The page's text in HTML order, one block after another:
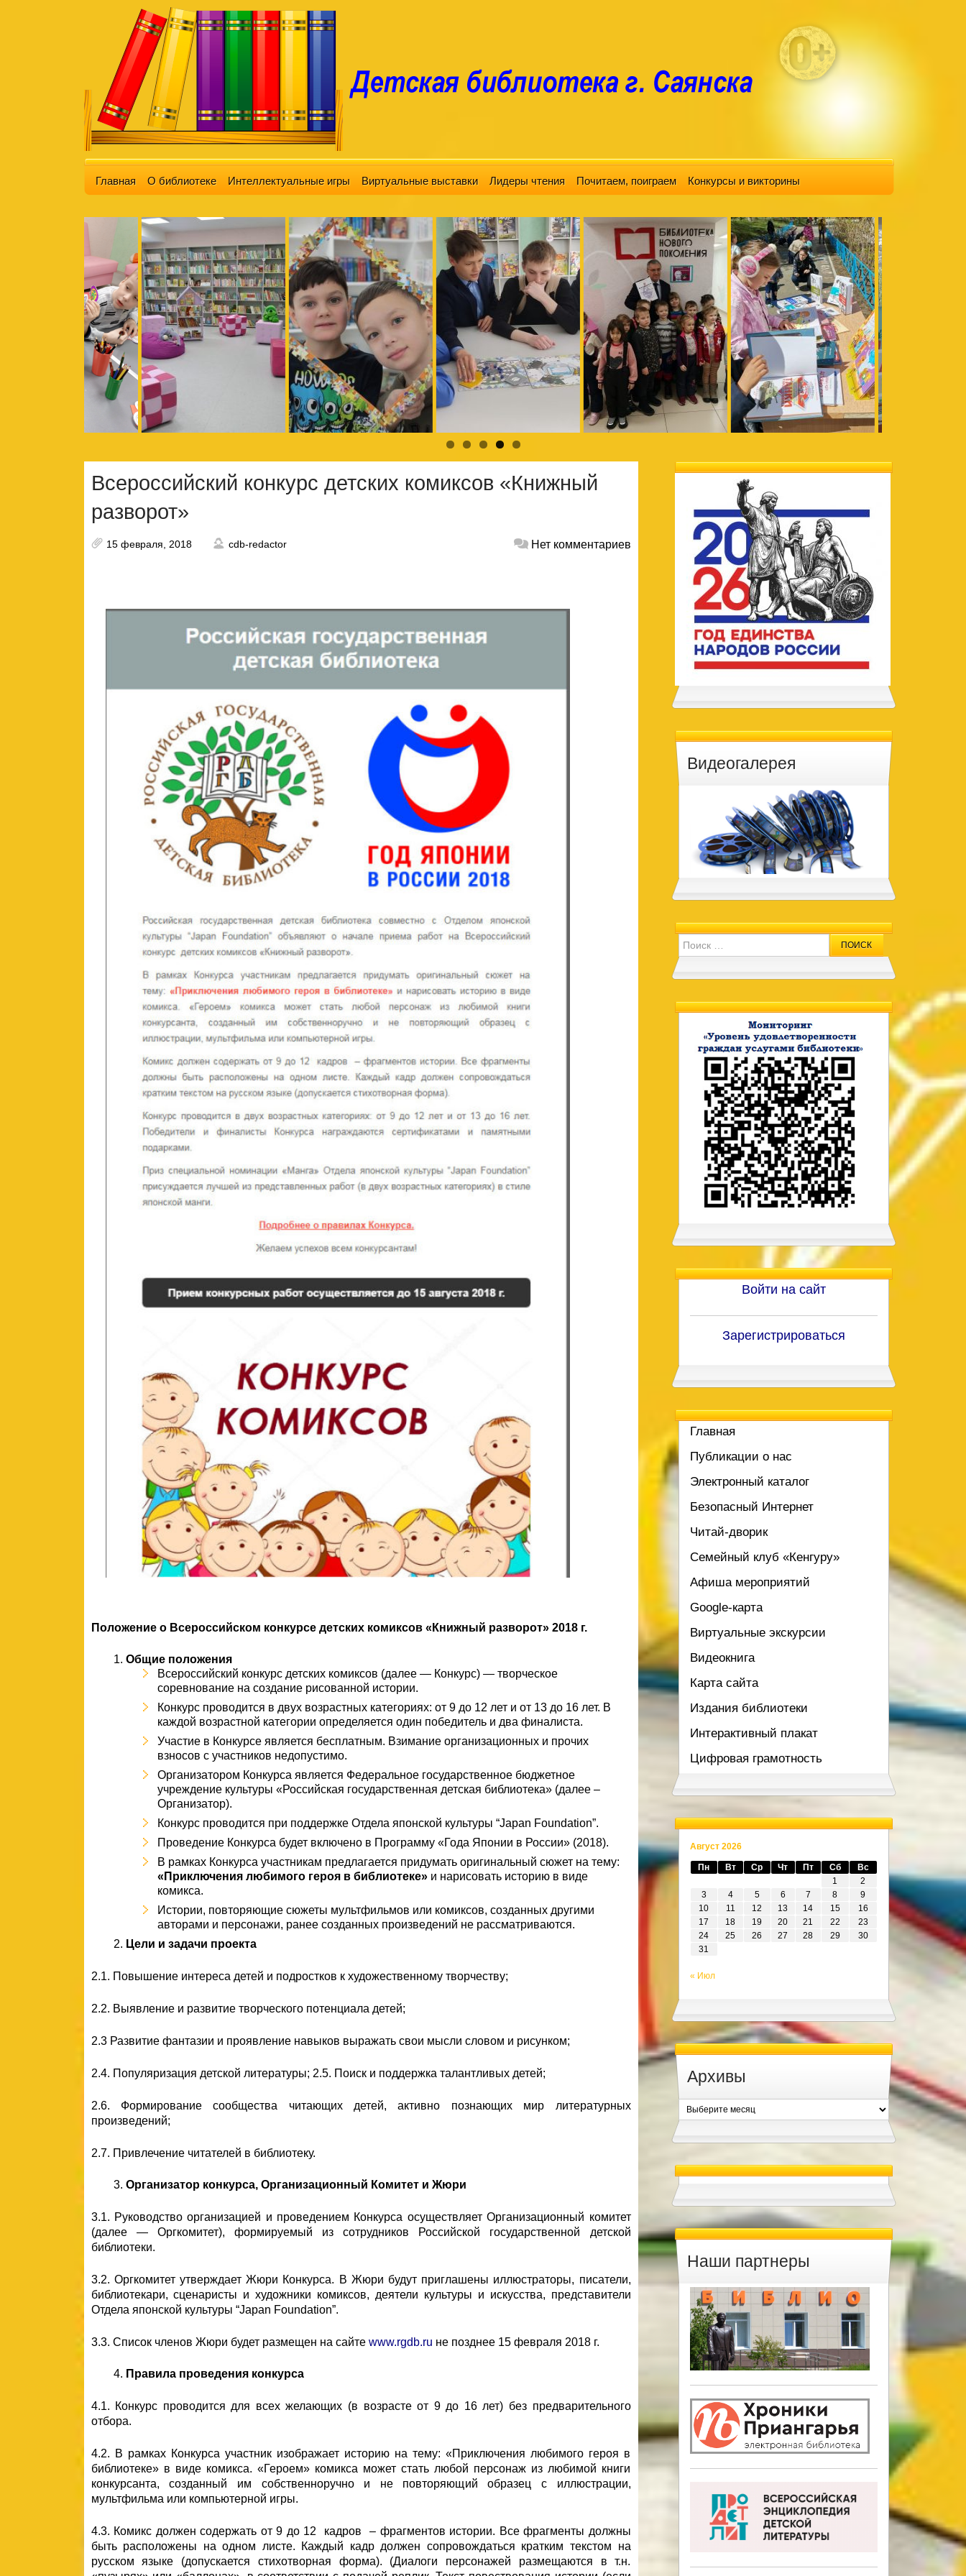
Главная О библиотеке Интеллектуальные игры Виртуальные выставки Лидеры чтения Почитаем, поиграем Конкурсы и викторины
Всероссийский конкурс детских комиксов «Книжный
разворот»
15 февраля, 2018 cdb-redactor Нет комментариев
Положение о Всероссийском конкурсе детских комиксов «Книжный разворот» 2018 г.
Общие положения
Всероссийский конкурс детских комиксов (далее — Конкурс) — творческое
соревнование на создание рисованной истории.
Конкурс проводится в двух возрастных категориях: от 9 до 12 лет и от 13 до 16 лет. В
каждой возрастной категории определяется один победитель и два финалиста.
Участие в Конкурсе является бесплатным. Взимание организационных и прочих
взносов с участников недопустимо.
Организатором Конкурса является Федеральное государственное бюджетное
учреждение культуры «Российская государственная детская библиотека» (далее –
Организатор).
Конкурс проводится при поддержке Отдела японской культуры “Japan Foundation”.
Проведение Конкурса будет включено в Программу «Года Японии в России» (2018).
В рамках Конкурса участникам предлагается придумать оригинальный сюжет на тему:
«Приключения любимого героя в библиотеке»и нарисовать историю в виде
комикса.
Истории, повторяющие сюжеты мультфильмов или комиксов, созданных другими
авторами и персонажи, ранее созданных произведений не рассматриваются.
Цели и задачи проекта
2.1. Повышение интереса детей и подростков к художественному творчеству;
2.2. Выявление и развитие творческого потенциала детей;
2.3 Развитие фантазии и проявление навыков выражать свои мысли словом и рисунком;
2.4. Популяризация детской литературы; 2.5. Поиск и поддержка талантливых детей;
2.6. Формирование сообщества читающих детей, активно познающих мир литературных
произведений;
2.7. Привлечение читателей в библиотеку.
Организатор конкурса, Организационный Комитет и Жюри
3.1. Руководство организацией и проведением Конкурса осуществляет Организационный комитет
(далее — Оргкомитет), формируемый из сотрудников Российской государственной детской
библиотеки.
3.2. Оргкомитет утверждает Жюри Конкурса. В Жюри будут приглашены иллюстраторы, писатели,
библиотекари, сценаристы и художники комиксов, деятели культуры и искусства, представители
Отдела японской культуры “Japan Foundation”.
3.3. Список членов Жюри будет размещен на сайте www.rgdb.ru не позднее 15 февраля 2018 г.
Правила проведения конкурса
4.1. Конкурс проводится для всех желающих (в возрасте от 9 до 16 лет) без предварительного
отбора.
4.2. В рамках Конкурса участник изображает историю на тему: «Приключения любимого героя в
библиотеке» в виде комикса. «Героем» комикса может стать любой персонаж из любимой книги
конкурсанта, созданный им собственноручно и не повторяющий образец с иллюстрации,
мультфильма или компьютерной игры.
4.3. Комикс должен содержать от 9 до 12 кадров – фрагментов истории. Все фрагменты должны
быть расположены на одном листе. Каждый кадр должен сопровождаться кратким текстом на
русском языке (допускается стихотворная форма). (Диалоги персонажей размещаются в т.н.
Видеогалерея
Search for:
Войти на сайт
Зарегистрироваться
Главная
Публикации о нас
Электронный каталог
Безопасный Интернет
Читай-дворик
Семейный клуб «Кенгуру»
Афиша мероприятий
Google-карта
Виртуальные экскурсии
Видеокнига
Карта сайта
Издания библиотеки
Интерактивный плакат
Цифровая грамотность
Август 2026
Пн Вт Ср Чт Пт Сб
Вс
1
2
3
4 5 6 7 8
9
10
11 12 13 14 15
16
17
18 19 20 21 22
23
24
25 26 27 28 29
30
31
« Июл
Архивы
Архивы
Наши партнеры